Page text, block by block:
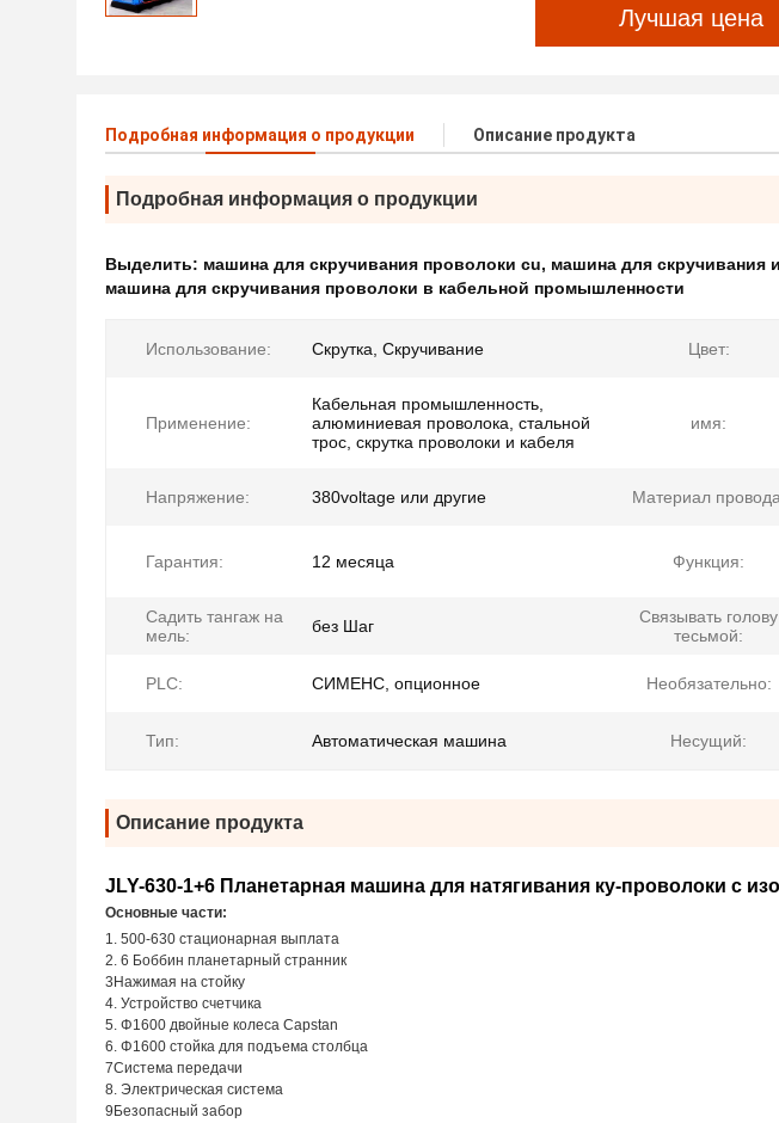
Лучшая цена
Подробная информация о продукции Описание продукта
Подробная информация о продукции
Выделить: машина для скручивания проволоки cu, машина для скручивания
машина для скручивания проволоки в кабельной промышленности
Использование: Скрутка, Скручивание Цвет:
Применение:
Кабельная промышленность,
алюминиевая проволока, стальной
трос, скрутка проволоки и кабеля
имя:
Напряжение: 380voltage или другие Материал
Гарантия: 12 месяца Функция:
Садить тангаж на
мель:
без Шаг
Связывать голову
тесьмой:
PLC: СИМЕНС, опционное Необязательно:
Тип: Автоматическая машина Несущий:
Описание продукта
JLY-630-1+6 Планетарная машина для натягивания ку-проволоки с
Основные части:
1. 500-630 стационарная выплата
2. 6 Боббин планетарный странник
3Нажимая на стойку
4. Устройство счетчика
5. Φ1600 двойные колеса Capstan
6. Φ1600 стойка для подъема столбца
7Система передачи
8. Электрическая система
9Безопасный забор